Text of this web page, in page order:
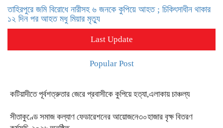
তাহিরপুরে জমি বিরোধে নারীসহ ৬ জনকে কুপিয়ে আহত ; চিকিৎসাধীন থাকার
১২ দিন পর আহত মধু মিয়ার মৃত্যু
Last Update
Popular Post
কটিয়াদীতে পূর্বশত্রুতার জেরে প্রবাসীকে কুপিয়ে হত্যা,এলাকায় চাঞ্চল্য
সীতাকুণ্ডে সমাজ কল্যাণ ফেডারেশনের আয়োজনে৩০হাজার বৃক্ষ বিতরণ